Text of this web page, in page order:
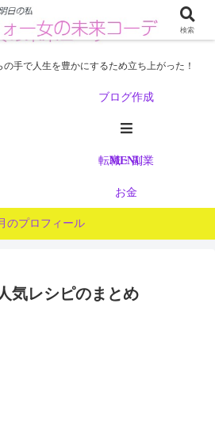
手で人生を豊かにするため立ち上がった！
ブログ作成
MENU
転職・副業
お金
のプロフィール
気レシピのまとめ
検索